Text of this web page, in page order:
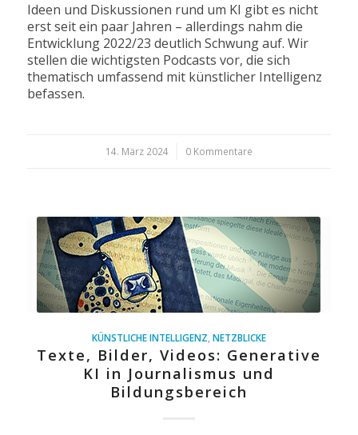
Ideen und Diskussionen rund um KI gibt es nicht
erst seit ein paar Jahren – allerdings nahm die
Entwicklung 2022/23 deutlich Schwung auf. Wir
stellen die wichtigsten Podcasts vor, die sich
thematisch umfassend mit künstlicher Intelligenz
befassen.
14. März 2024
/ 0 Kommentare
KÜNSTLICHE INTELLIGENZ NETZBLICKE
Texte, Bilder, Videos: Generative
KI in Journalismus und
Bildungsbereich